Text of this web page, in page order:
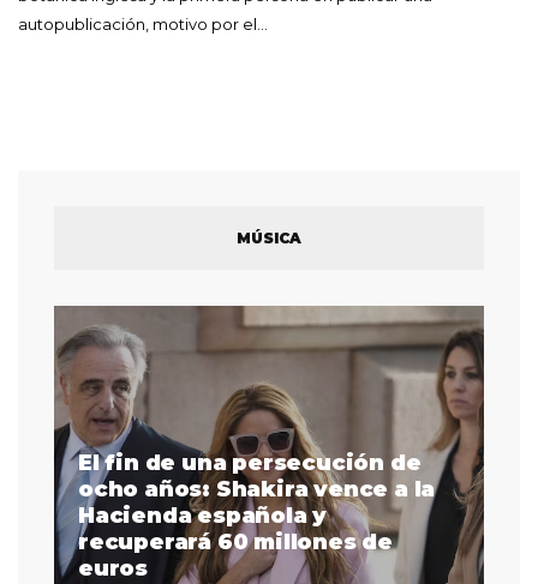
autopublicación, motivo por el…
MÚSICA
El fin de una persecución de
ocho años: Shakira vence a la
Hacienda española y
recuperará 60 millones de
euros